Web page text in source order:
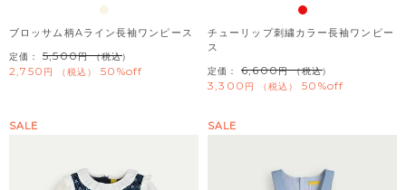
ブロッサム柄Aライン長袖ワンピース
定価： 5,500 （税込）
2,750 税込 50%off
チューリップ刺繍カラー長袖ワンピー
ス
定価： 6,600 （税込）
3,300 税込 50%off
SALE SALE